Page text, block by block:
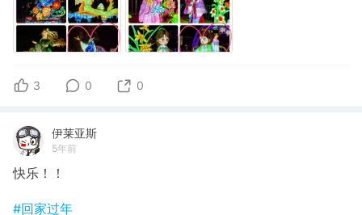
3 0 0
伊莱亚斯
5年前
快乐！！
#回家过年